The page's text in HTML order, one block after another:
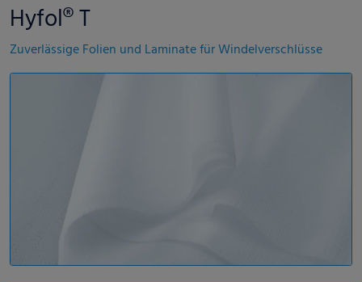
Hyfol® T
Zuverlässige Folien und Laminate für Windelverschlüsse